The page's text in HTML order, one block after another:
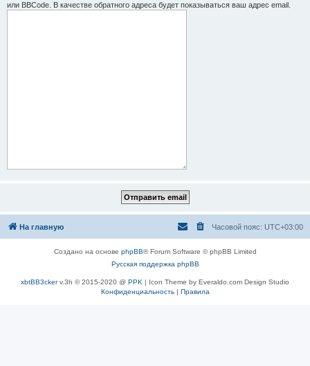
или BBCode. В качестве обратного адреса будет показываться ваш адрес email.
На главную Часовой пояс: UTC+03:00
Создано на основе phpBB® Forum Software © phpBB Limited
Русская поддержка phpBB
xbtBB3ckerv.3h © 2015-2020 @ PPK | Icon Theme by Everaldo.com Design Studio
Конфиденциальность| Правила